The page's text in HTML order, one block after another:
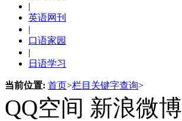
|
英语网刊
|
口语家园
|
日语学习
当前位置: 首页>栏目关键字查询>
QQ空间 新浪微博